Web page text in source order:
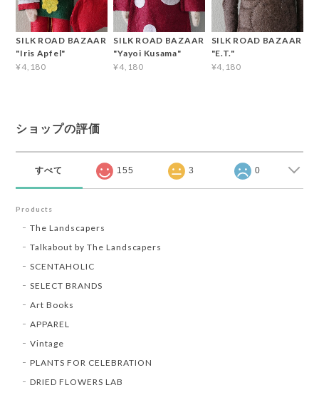
SILK ROAD BAZAAR
"Iris Apfel"
¥4,180
SILK ROAD BAZAAR
"Yayoi Kusama"
¥4,180
SILK ROAD BAZAAR
"E.T."
¥4,180
ショップの評価
すべて 155 3 0
Products
The Landscapers
Talkabout by The Landscapers
SCENTAHOLIC
SELECT BRANDS
Art Books
APPAREL
Vintage
PLANTS FOR CELEBRATION
DRIED FLOWERS LAB